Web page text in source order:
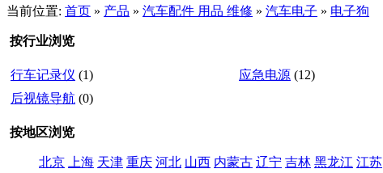
当前位置: 首页 » 产品 » 汽车配件 用品 维修 » 汽车电子 » 电子狗
按行业浏览
行车记录仪 (1) 应急电源 (12)
后视镜导航 (0)
按地区浏览
北京 上海 天津 重庆 河北 山西 内蒙古 辽宁 吉林 黑龙江 江苏